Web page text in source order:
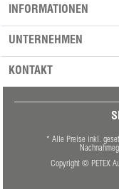
INFORMATIONEN
UNTERNEHMEN
KONTAKT
* Alle Preise inkl.
Copyright © PETEX